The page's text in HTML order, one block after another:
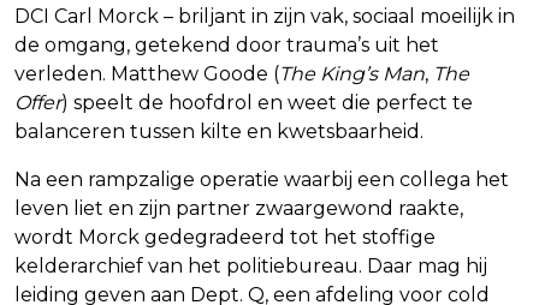
DCI Carl Morck – briljant in zijn vak, sociaal moeilijk in
de omgang, getekend door trauma’s uit het
verleden. Matthew Goode (The King’s Man, The
Offer) speelt de hoofdrol en weet die perfect te
balanceren tussen kilte en kwetsbaarheid.
Na een rampzalige operatie waarbij een collega het
leven liet en zijn partner zwaargewond raakte,
wordt Morck gedegradeerd tot het stoffige
kelderarchief van het politiebureau. Daar mag hij
leiding geven aan Dept. Q, een afdeling voor cold